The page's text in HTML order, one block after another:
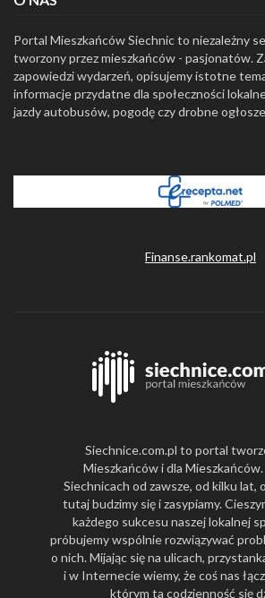
Portal Mieszkańców Siechnic to niezależny
tworzony przez mieszkańców - pasjonatów.
zapowiedzi wydarzeń, opisujemy istotne
informacje przydatne dla społeczności
jazdy autobusów, pogodę czy drobne
Finanse.rankomat.pl
Siechnice.com.pl to portal
Mieszkańców i dla
Siechnicach od zawsze, od kilku lat,
tutaj budzimy się i zasypiamy.
każdego sukcesu naszej lokalnej
próbujemy wspólnie rozwiązywać
o nich. Mijając się na ulicach,
i w Internecie wiemy, że coś nas
którym ta codzienność się